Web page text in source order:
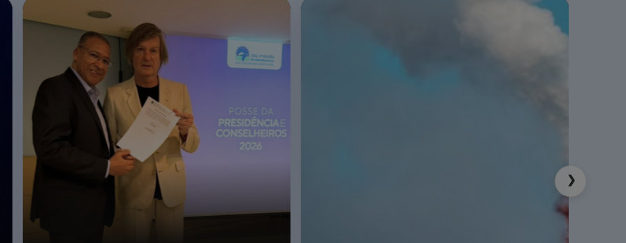
SER ENVIADOS ATÉ 31 DE MARÇO DE CADA ANO
ao e-maileventos@crqv.org.br , agora devem ser encaminhados para:
❯